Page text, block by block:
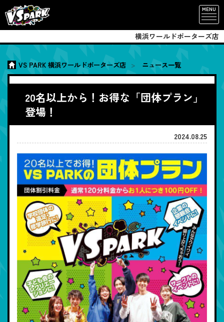
MENU
横浜ワールドポーターズ店
VS PARK 横浜ワールドポーターズ店 ニュース一覧
20名以上から！お得な「団体プラン」
登場！
2024.08.25